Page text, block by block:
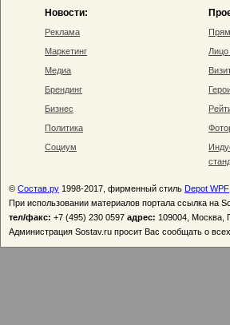
Новости:
Реклама
Маркетинг
Медиа
Брендинг
Бизнес
Политика
Социум
© Состав.ру 1998-2017, фирменный стиль Depot WPF
При использовании материалов портала ссылка на
тел/факс: +7 (495) 230 0597 адрес: 109004, Москва,
Администрация Sostav.ru просит Вас сообщать о